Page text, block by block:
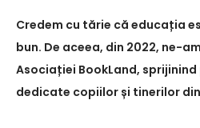
Credem cu tărie că educația
bun. De aceea, din 2022, ne-
Asociației BookLand,
dedicate copiilor și tinerilor